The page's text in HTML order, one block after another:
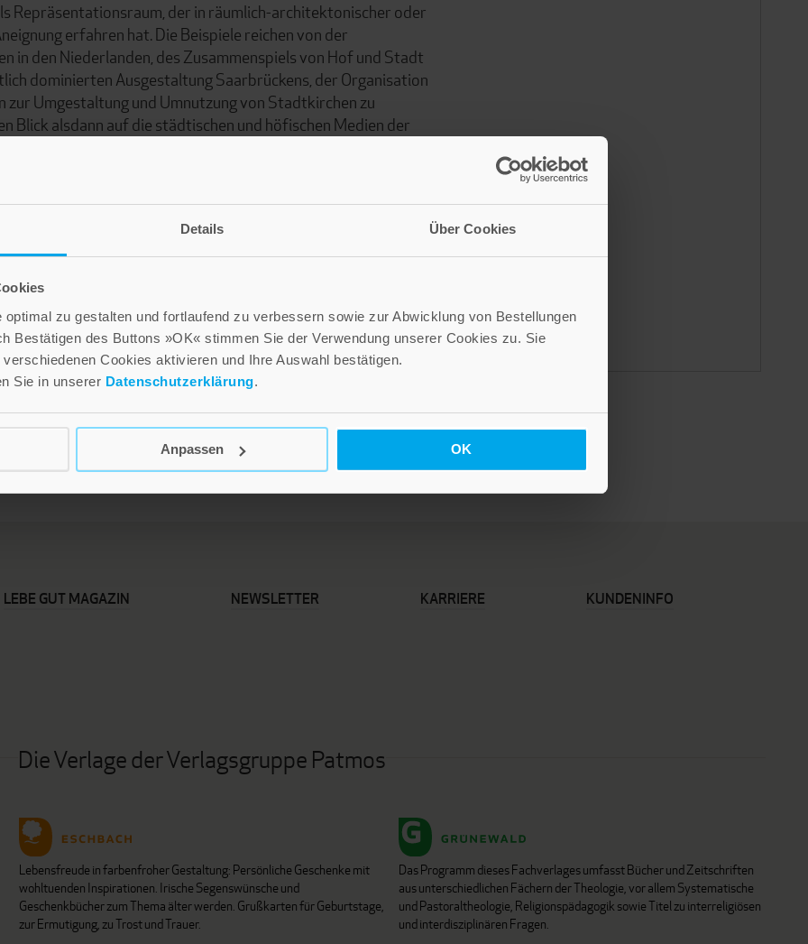
Details Über Cookies
zu gestalten und fortlaufend zu verbessern sowie zur Abwicklung von Bestellungen
Bestätigen des Buttons »OK« stimmen Sie der Verwendung unserer Cookies zu. Sie
Cookies aktivieren und Ihre Auswahl bestätigen.
Sie in unserer Datenschutzerklärung.
Anpassen OK
Repräsentationsraum, der in räumlich-architektonischer oder
erfahren hat. Die Beispiele reichen von der
den Niederlanden, des Zusammenspiels von Hof und Stadt
dominierten Ausgestaltung Saarbrückens, der Organisation
zur Umgestaltung und Umnutzung von Stadtkirchen zu
Blick alsdann auf die städtischen und höfischen Medien der
Formen und Zeichen und deren Gebrauch. Im
und das Huldigungssilber der Herzöge von
behandelt. Im Mittelpunkt stehen Schützenfeste und
der städtisch-höfische Umgang mit Armut in Schwerin und die
in Halle. Der vorliegende Band bildet den Auftakt zur
sich gemäß den Zielen des Forschungsvorhabens nun »Stadt
LEBE GUT MAGAZIN NEWSLETTER KARRIERE KUNDENINFO
Die Verlage der Verlagsgruppe Patmos
Lebensfreude in farbenfroher Gestaltung: Persönliche Geschenke mit
wohltuenden Inspirationen. Irische Segenswünsche und
Geschenkbücher zum Thema älter werden. Grußkarten für Geburtstage,
zur Ermutigung, zu Trost und Trauer.
Das Programm dieses Fachverlages umfasst Bücher und Zeitschriften
aus unterschiedlichen Fächern der Theologie, vor allem Systematische
und Pastoraltheologie, Religionspädagogik sowie Titel zu interreligiösen
und interdisziplinären Fragen.